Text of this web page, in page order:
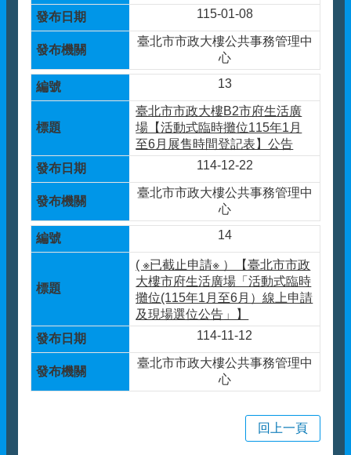
115-01-08
臺北市市政大樓公共事務管理中
心
13
臺北市市政大樓B2市府生活廣
場【活動式臨時攤位115年1月
至6月展售時間登記表】公告
114-12-22
臺北市市政大樓公共事務管理中
心
14
( ※已截止申請※ ）【臺北市市政
大樓市府生活廣場「活動式臨時
攤位(115年1月至6月）線上申請
及現場選位公告」】
114-11-12
臺北市市政大樓公共事務管理中
心
回上一頁